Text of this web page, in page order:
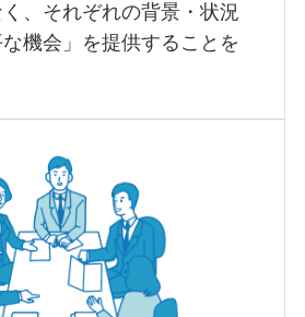
く、それぞれの背景・状況
機会」を提供することを